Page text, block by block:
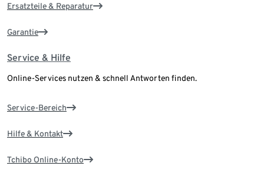
Ersatzteile & Reparatur
Garantie
Service & Hilfe
Online-Services nutzen & schnell Antworten finden.
Service-Bereich
Hilfe & Kontakt
Tchibo Online-Konto